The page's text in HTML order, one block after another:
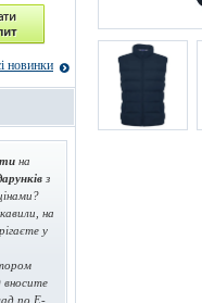
новинки
на
з
на
у
вносите
по E-